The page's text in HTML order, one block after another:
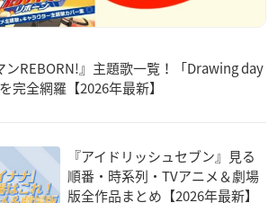
ンREBORN!』主題歌一覧！「Drawing day
完全網羅【2026年最新】
『アイドリッシュセブン』見る
順番・時系列・TVアニメ＆劇場
版全作品まとめ【2026年最新】